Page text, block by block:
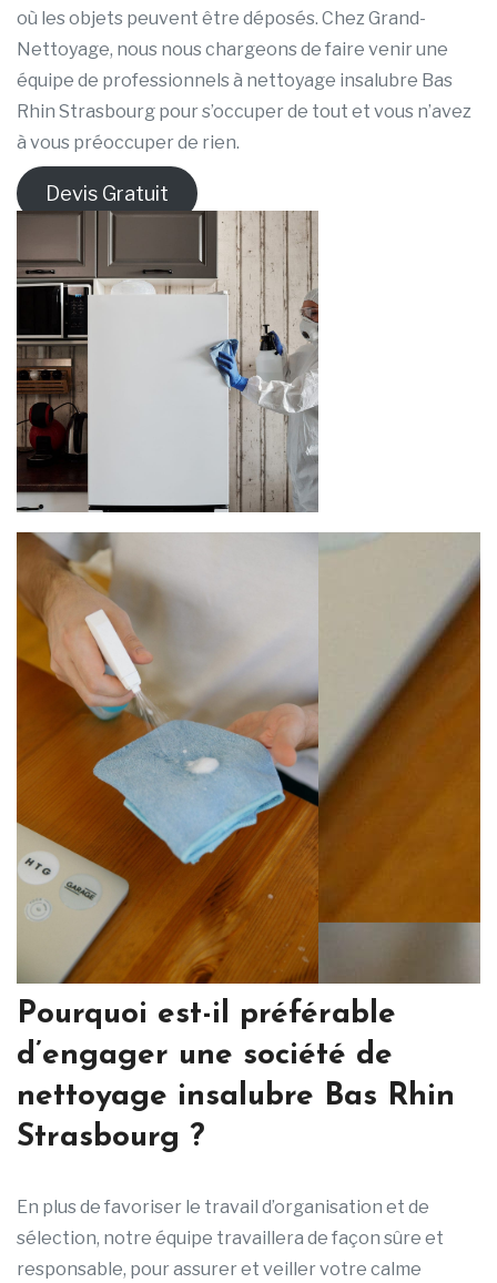
où les objets peuvent être déposés. Chez Grand-
Nettoyage, nous nous chargeons de faire venir une
équipe de professionnels à nettoyage insalubre Bas
Rhin Strasbourg pour s’occuper de tout et vous n’avez
à vous préoccuper de rien.
Devis Gratuit
Pourquoi est-il préférable
d’engager une société de
nettoyage insalubre Bas Rhin
Strasbourg ?
En plus de favoriser le travail d’organisation et de
sélection, notre équipe travaillera de façon sûre et
responsable, pour assurer et veiller votre calme